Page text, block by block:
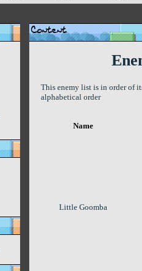
This enemy list is in order of
alphabetical order
Name
Little Goomba